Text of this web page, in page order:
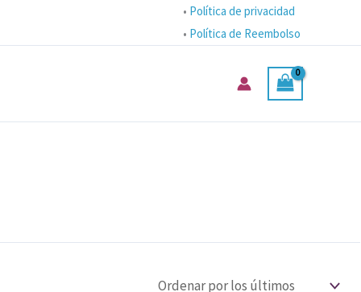
• Política de privacidad
• Política de Reembolso